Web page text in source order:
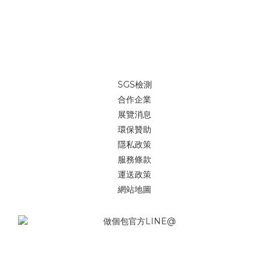
SGS檢測
合作企業
展覽消息
環保贊助
隱私政策
服務條款
運送政策
網站地圖